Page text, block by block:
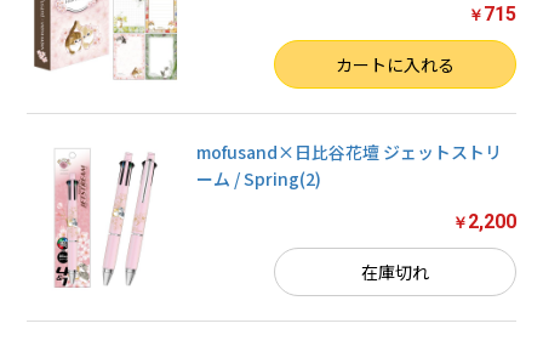
￥ 715
カートに入れる
mofusand×日比谷花壇 ジェットストリ
ーム / Spring(2)
￥ 2,200
在庫切れ